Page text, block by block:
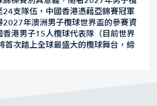
24支隊伍，中國香港憑藉亞錦賽冠軍
2027年澳洲男子欖球世界盃的參賽資
香港男子15人欖球代表隊（目前世界
首次踏上全球最盛大的欖球舞台，締